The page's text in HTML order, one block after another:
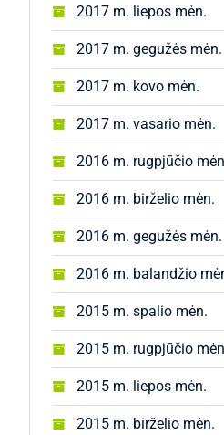
2017 m. liepos mėn.
2017 m. gegužės mėn.
2017 m. kovo mėn.
2017 m. vasario mėn.
2016 m. rugpjūčio
2016 m. birželio mėn.
2016 m. gegužės mėn.
2016 m. balandžio
2015 m. spalio mėn.
2015 m. rugpjūčio
2015 m. liepos mėn.
2015 m. birželio mėn.